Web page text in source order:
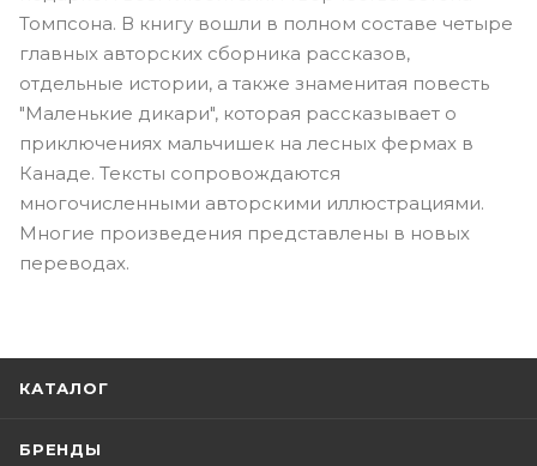
Томпсона. В книгу вошли в полном составе четыре
главных авторских сборника рассказов,
отдельные истории, а также знаменитая повесть
"Маленькие дикари", которая рассказывает о
приключениях мальчишек на лесных фермах в
Канаде. Тексты сопровождаются
многочисленными авторскими иллюстрациями.
Многие произведения представлены в новых
переводах.
КАТАЛОГ
БРЕНДЫ